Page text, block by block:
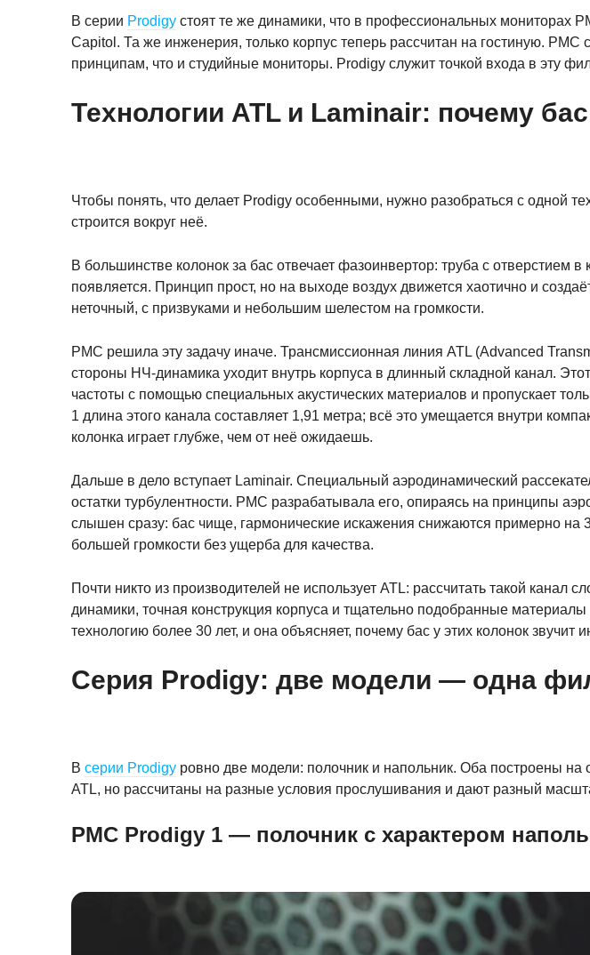
В серии Prodigy стоят те же динамики, что в профессиональных мониторах
Capitol. Та же инженерия, только корпус теперь рассчитан на гостиную.
принципам, что и студийные мониторы. Prodigy служит точкой входа в эту
Технологии ATL и Laminair: почему
Чтобы понять, что делает Prodigy особенными, нужно разобраться с одной
строится вокруг неё.
В большинстве колонок за бас отвечает фазоинвертор: труба с отверстием
появляется. Принцип прост, но на выходе воздух движется хаотично и
неточный, с призвуками и небольшим шелестом на громкости.
PMC решила эту задачу иначе. Трансмиссионная линия ATL (Advanced
стороны НЧ-динамика уходит внутрь корпуса в длинный складной канал.
частоты с помощью специальных акустических материалов и пропускает
1 длина этого канала составляет 1,91 метра; всё это умещается внутри
колонка играет глубже, чем от неё ожидаешь.
Дальше в дело вступает Laminair. Специальный аэродинамический
остатки турбулентности. PMC разрабатывала его, опираясь на принципы
слышен сразу: бас чище, гармонические искажения снижаются примерно на
большей громкости без ущерба для качества.
Почти никто из производителей не использует ATL: рассчитать такой канал
динамики, точная конструкция корпуса и тщательно подобранные
технологию более 30 лет, и она объясняет, почему бас у этих колонок звучит
Серия Prodigy: две модели — одна
В серии Prodigy ровно две модели: полочник и напольник. Оба построены на
ATL, но рассчитаны на разные условия прослушивания и дают разный
PMC Prodigy 1 — полочник с характером